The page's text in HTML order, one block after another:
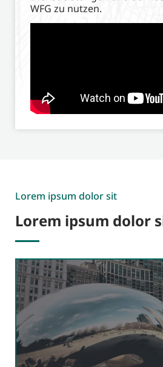
Lorem ipsum dolor sit